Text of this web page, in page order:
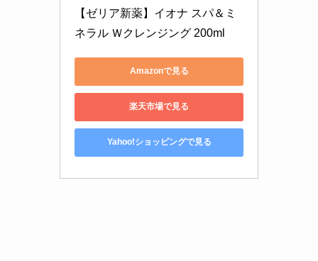
【ゼリア新薬】イオナ スパ＆ミ
ネラル Ｗクレンジング 200ml
Amazonで見る
楽天市場で見る
Yahoo!ショッピングで見る